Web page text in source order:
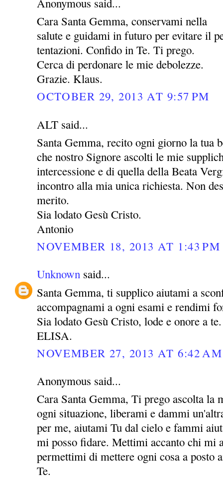
Cara Santa Gemma, conservami nella
salute e guidami in futuro per evitare il
tentazioni. Confido in Te. Ti prego.
Cerca di perdonare le mie debolezze.
Grazie. Klaus.
OCTOBER 29, 2013 AT 9:57 PM
ALT said...
Santa Gemma, recito ogni giorno la tua
che nostro Signore ascolti le mie
intercessione e di quella della Beata
incontro alla mia unica richiesta. Non
merito.
Sia lodato Gesù Cristo.
Antonio
NOVEMBER 18, 2013 AT 1:43 PM
Unknown said...
Santa Gemma, ti supplico aiutami a
accompagnami a ogni esami e rendimi
Sia lodato Gesù Cristo, lode e onore a te.
ELISA.
NOVEMBER 27, 2013 AT 6:42 AM
Anonymous said...
Cara Santa Gemma, Ti prego ascolta la
ogni situazione, liberami e dammi
per me, aiutami Tu dal cielo e fammi
mi posso fidare. Mettimi accanto chi mi
permettimi di mettere ogni cosa a posto
Te.